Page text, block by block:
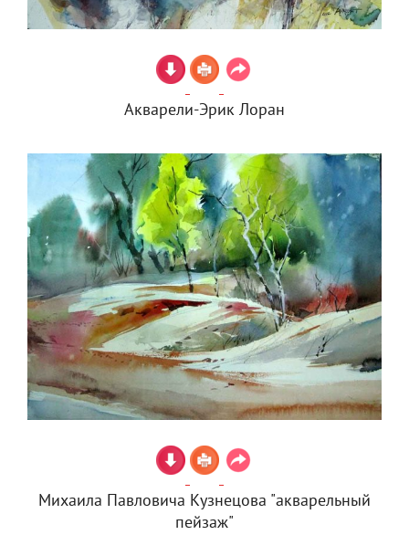
Акварели-Эрик Лоран
Михаила Павловича Кузнецова "акварельный
пейзаж"